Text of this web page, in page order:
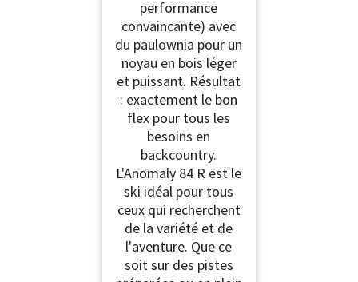
performance
convaincante) avec
du paulownia pour un
noyau en bois léger
et puissant. Résultat
: exactement le bon
flex pour tous les
besoins en
backcountry.
L'Anomaly 84 R est le
ski idéal pour tous
ceux qui recherchent
de la variété et de
l'aventure. Que ce
soit sur des pistes